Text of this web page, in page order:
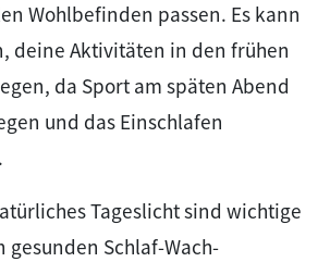
Wohlbefinden passen. Es kann
deine Aktivitäten in den frühen
da Sport am späten Abend
und das Einschlafen
Tageslicht sind wichtige
gesunden Schlaf-Wach-